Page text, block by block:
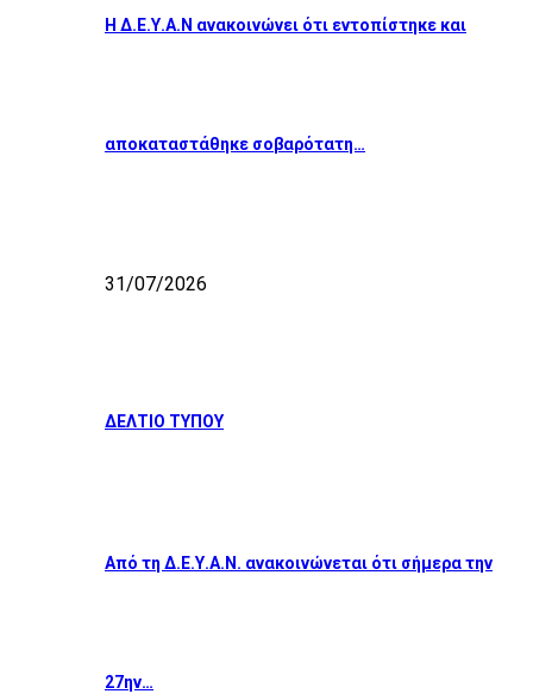
Η Δ.Ε.Υ.Α.Ν ανακοινώνει ότι εντοπίστηκε και
αποκαταστάθηκε σοβαρότατη…
31/07/2026
ΔΕΛΤΙΟ ΤΥΠΟΥ
Από τη Δ.Ε.Υ.Α.Ν. ανακοινώνεται ότι σήμερα την
27ην…